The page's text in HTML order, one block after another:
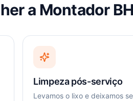
a Montador
Limpeza pós-serviço
Levamos o lixo e deixamos